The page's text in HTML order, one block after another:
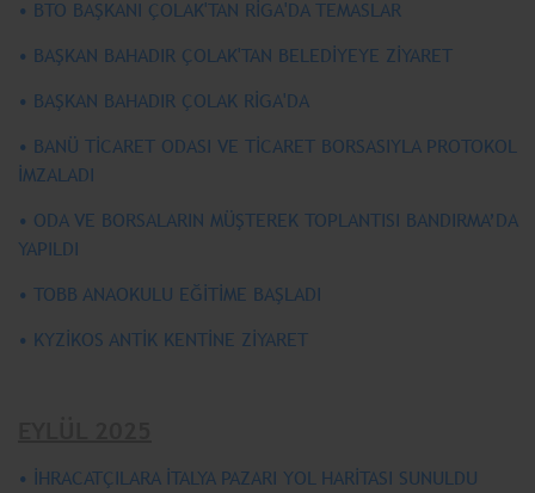
• BTO BAŞKANI ÇOLAK'TAN RİGA'DA TEMASLAR
• BAŞKAN BAHADIR ÇOLAK'TAN BELEDİYEYE ZİYARET
• BAŞKAN BAHADIR ÇOLAK RİGA'DA
• BANÜ TİCARET ODASI VE TİCARET BORSASIYLA PROTOKOL
İMZALADI
• ODA VE BORSALARIN MÜŞTEREK TOPLANTISI BANDIRMA’DA
YAPILDI
• TOBB ANAOKULU EĞİTİME BAŞLADI
• KYZİKOS ANTİK KENTİNE ZİYARET
• İHRACATÇILARA İTALYA PAZARI YOL HARİTASI SUNULDU